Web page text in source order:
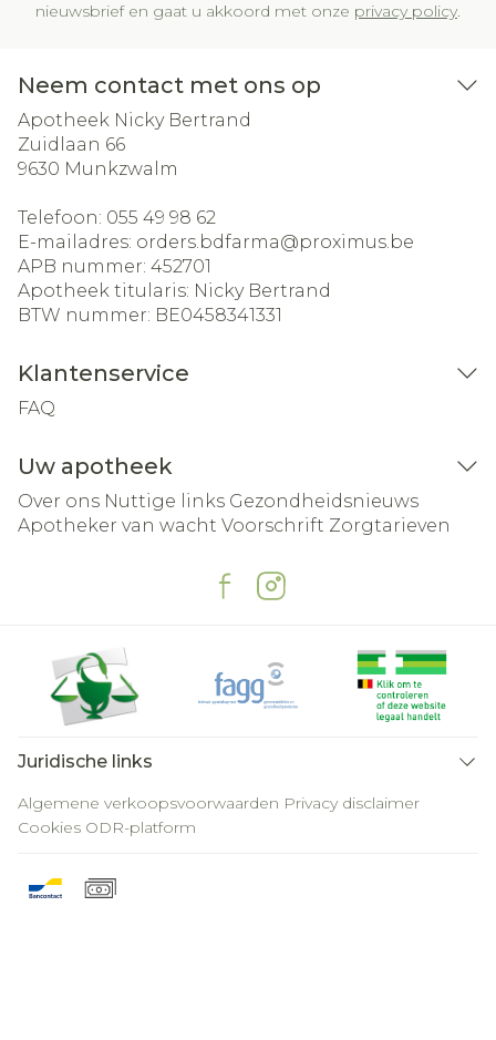
nieuwsbrief en gaat u akkoord met onze privacy policy.
Neem contact met ons op
Apotheek Nicky Bertrand
Zuidlaan 66
9630 Munkzwalm
Telefoon: 055 49 98 62
E-mailadres: orders.bdfarma@proximus.be
APB nummer: 452701
Apotheek titularis: Nicky Bertrand
BTW nummer: BE0458341331
Klantenservice
FAQ
Uw apotheek
Over ons Nuttige links Gezondheidsnieuws
Apotheker van wacht Voorschrift Zorgtarieven
Juridische links
Algemene verkoopsvoorwaarden Privacy disclaimer
Cookies ODR-platform